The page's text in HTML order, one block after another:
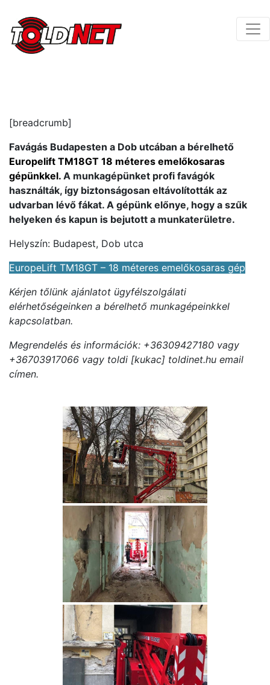
[breadcrumb]
Favágás Budapesten a Dob utcában a bérelhető
Europelift TM18GT 18 méteres emelőkosaras
gépünkkel. A munkagépünket profi favágók
használták, így biztonságosan eltávolították az
udvarban lévő fákat. A gépünk előnye, hogy a szűk
helyeken és kapun is bejutott a munkaterületre.
Helyszín: Budapest, Dob utca
EuropeLift TM18GT – 18 méteres emelőkosaras gép
Kérjen tőlünk ajánlatot ügyfélszolgálati
elérhetőségeinken a bérelhető munkagépeinkkel
kapcsolatban.
Megrendelés és információk: +36309427180 vagy
+36703917066 vagy toldi [kukac] toldinet.hu email
címen.